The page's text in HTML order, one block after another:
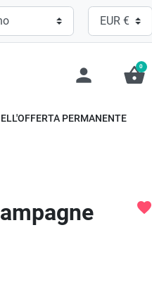
person shopping_basket
0
PERMANENTE
favorite